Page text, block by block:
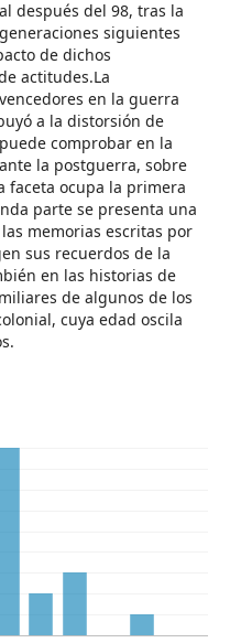
después del 98, tras la
siguientes
de dichos
actitudes.La
en la guerra
a la distorsión de
comprobar en la
la postguerra, sobre
faceta ocupa la primera
parte se presenta una
memorias escritas por
sus recuerdos de la
en las historias de
de algunos de los
cuya edad oscila